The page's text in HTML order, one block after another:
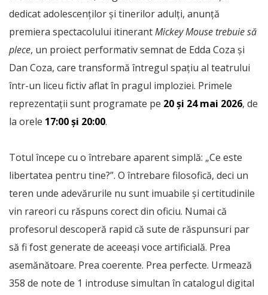
dedicat adolescenților și tinerilor adulți, anunță
premiera spectacolului itinerantMickey Mouse trebuie să
plece, un proiect performativ semnat de Edda Coza și
Dan Coza, care transformă întregul spațiu al teatrului
într-un liceu fictiv aflat în pragul imploziei. Primele
reprezentații sunt programate pe 20 și 24 mai 2026, de
la orele 17:00 și 20:00.
Totul începe cu o întrebare aparent simplă: „Ce este
libertatea pentru tine?”. O întrebare filosofică, deci un
teren unde adevărurile nu sunt imuabile și certitudinile
vin rareori cu răspuns corect din oficiu. Numai că
profesorul descoperă rapid că sute de răspunsuri par
să fi fost generate de aceeași voce artificială. Prea
asemănătoare. Prea coerente. Prea perfecte. Urmează
358 de note de 1 introduse simultan în catalogul digital